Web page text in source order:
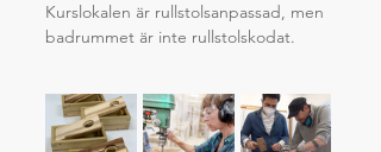
Kurslokalen är rullstolsanpassad, men
badrummet är inte rullstolskodat.